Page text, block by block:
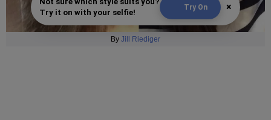
Try it on with your selfie!
Try On ×
By Jill Riediger